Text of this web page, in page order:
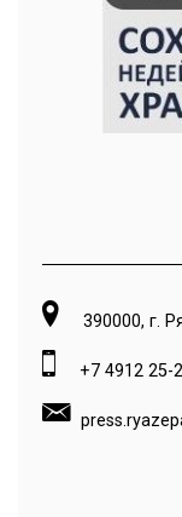
390000, г.
+7 4912 25-